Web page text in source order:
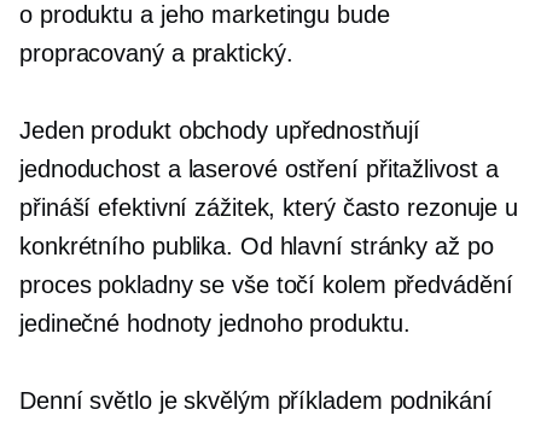
o produktu a jeho marketingu bude
propracovaný a praktický.
Jeden produktobchody upřednostňují
jednoduchost a laserové ostřenípřitažlivost a
přináší efektivní zážitek, který často rezonuje u
konkrétního publika. Od hlavní stránky až po
proces pokladny se vše točí kolem předvádění
jedinečné hodnoty jednoho produktu.
Denní světlo je skvělým příkladem podnikání